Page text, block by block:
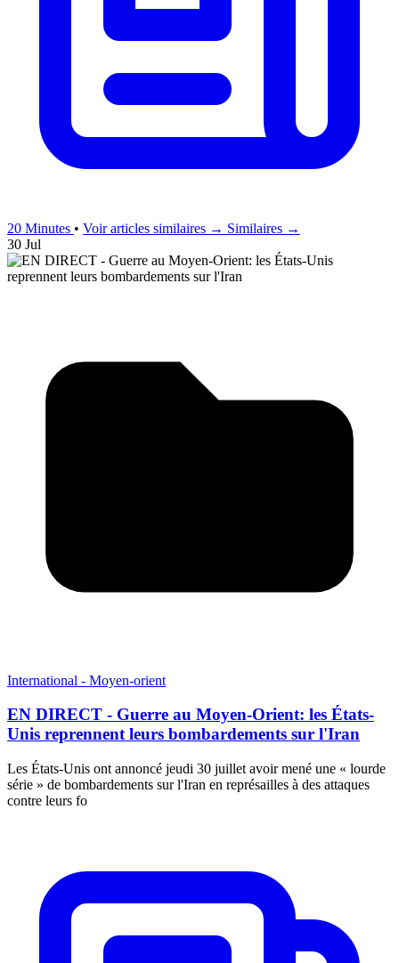
20 Minutes • Voir articles similaires → Similaires →
30 Jul
International - Moyen-orient
EN DIRECT - Guerre au Moyen-Orient: les États-
Unis reprennent leurs bombardements sur l'Iran
Les États-Unis ont annoncé jeudi 30 juillet avoir mené une « lourde
série » de bombardements sur l'Iran en représailles à des attaques
contre leurs fo